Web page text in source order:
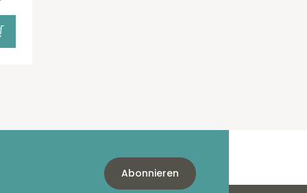
Abonnieren